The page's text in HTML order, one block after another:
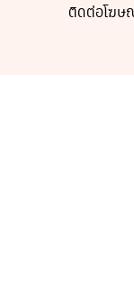
ติดต่อโฆ